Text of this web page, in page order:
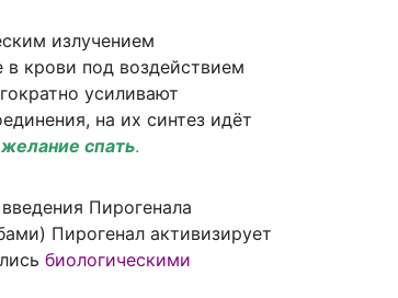
излучением
крови под воздействием
усиливают
на их синтез идёт
спать.
Пирогенала
Пирогенал активизирует
биологическими